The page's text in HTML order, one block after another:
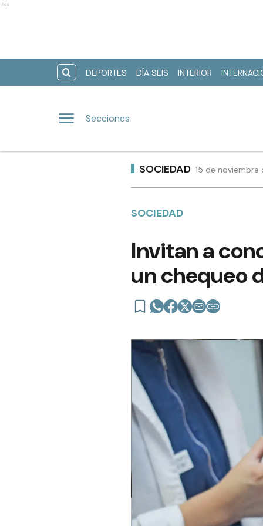
Ads
DEPORTES DÍA SEIS INTERIOR
Secciones
SOCIEDAD 15 de
SOCIEDAD
Invitan a
un chequeo